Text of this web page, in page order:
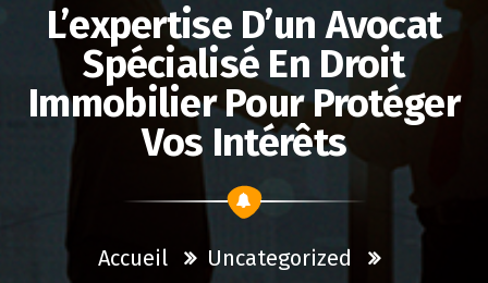
L’expertise D’un Avocat
Spécialisé En Droit
Immobilier Pour Protéger
Vos Intérêts
Accueil
Uncategorized